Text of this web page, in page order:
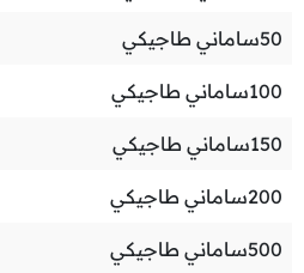
50ساماني طاجيكي
100ساماني طاجيكي
150ساماني طاجيكي
200ساماني طاجيكي
500ساماني طاجيكي